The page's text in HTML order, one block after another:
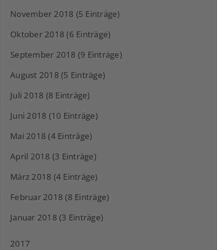
November 2018 (5 Einträge)
Oktober 2018 (6 Einträge)
September 2018 (9 Einträge)
August 2018 (5 Einträge)
Juli 2018 (8 Einträge)
Juni 2018 (10 Einträge)
Mai 2018 (4 Einträge)
April 2018 (3 Einträge)
März 2018 (4 Einträge)
Februar 2018 (8 Einträge)
Januar 2018 (3 Einträge)
2017